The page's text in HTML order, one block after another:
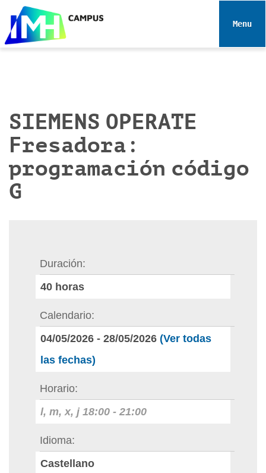
e
Toggle
SIEMENS OPERATE
Fresadora:
programación código
G
Duración
40 horas
Calendario
04/05/2026 - 28/05/2026 (Ver todas
las fechas)
Horario
l, m, x, j 18:00 - 21:00
Idioma
Castellano